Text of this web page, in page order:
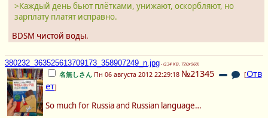
>Каждый день бьют плётками, унижают, оскорбляют, но
зарплату платят исправно.
BDSM чистой воды.
380232_363525613709173_358907249_n.jpg - (134 KB, 720x960)
名無しさん Пн 06 августа 2012 22:29:18 №21345 [Отв
ет]
So much for Russia and Russian language…